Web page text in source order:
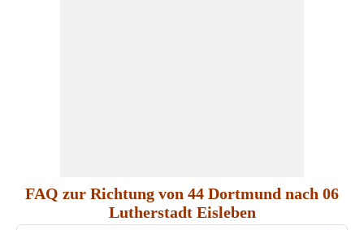
FAQ zur Richtung von 44 Dortmund nach 06
Lutherstadt Eisleben